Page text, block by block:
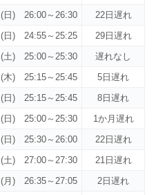
(日) 26:00～26:30
22日遅れ
(日) 24:55～25:25
29日遅れ
(土) 25:00～25:30
遅れなし
(木) 25:15～25:45
5日遅れ
(日) 25:15～25:45
8日遅れ
(日) 25:00～25:30
1か月遅れ
(日) 25:30～26:00
22日遅れ
(土) 27:00～27:30
21日遅れ
(月) 26:35～27:05
2日遅れ